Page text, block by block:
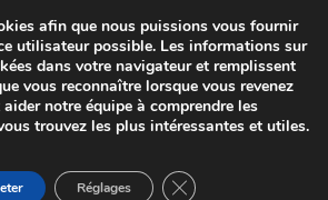
au
contenu
MARCHE-LES-DAMES ET
SUR-SAÔNE
afin que nous puissions vous fournir
utilisateur possible. Les informations sur
dans votre navigateur et remplissent
vous reconnaître lorsque vous revenez
notre équipe à comprendre les
trouvez les plus intéressantes et utiles.
Réglages Fermer la bannière